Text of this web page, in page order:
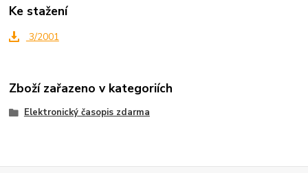
Ke stažení
3/2001
Zboží zařazeno v kategoriích
Elektronický časopis zdarma